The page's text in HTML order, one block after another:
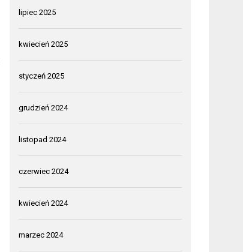
lipiec 2025
kwiecień 2025
styczeń 2025
grudzień 2024
listopad 2024
czerwiec 2024
kwiecień 2024
marzec 2024